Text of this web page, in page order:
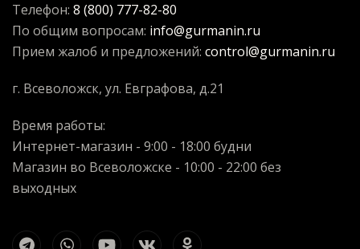
Телефон: 8 (800) 777-82-80
По общим вопросам: info@gurmanin.ru
Прием жалоб и предложений: control@gurmanin.ru
г. Всеволожск, ул. Евграфова, д.21
Время работы:
Интернет-магазин - 9:00 - 18:00 будни
Магазин во Всеволожске - 10:00 - 22:00 без
выходных